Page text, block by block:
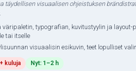
täydellisen visuaalisen ohjeistuksen
typografian, kuvitustyylin ja layout-
tai itselle
visuaalisin esikuvin, teet lopulliset
kuluja Nyt: 1–2 h